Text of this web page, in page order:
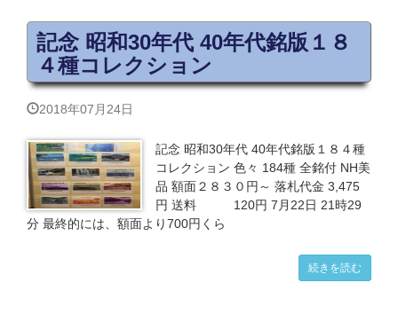
記念 昭和30年代 40年代銘版１８
４種コレクション
2018年07月24日
記念 昭和30年代 40年代銘版１８４種
コレクション 色々 184種 全銘付 NH美
品 額面２８３０円～ 落札代金 3,475
円 送料 120円 7月22日 21時29
分 最終的には、額面より700円くら
続きを読む